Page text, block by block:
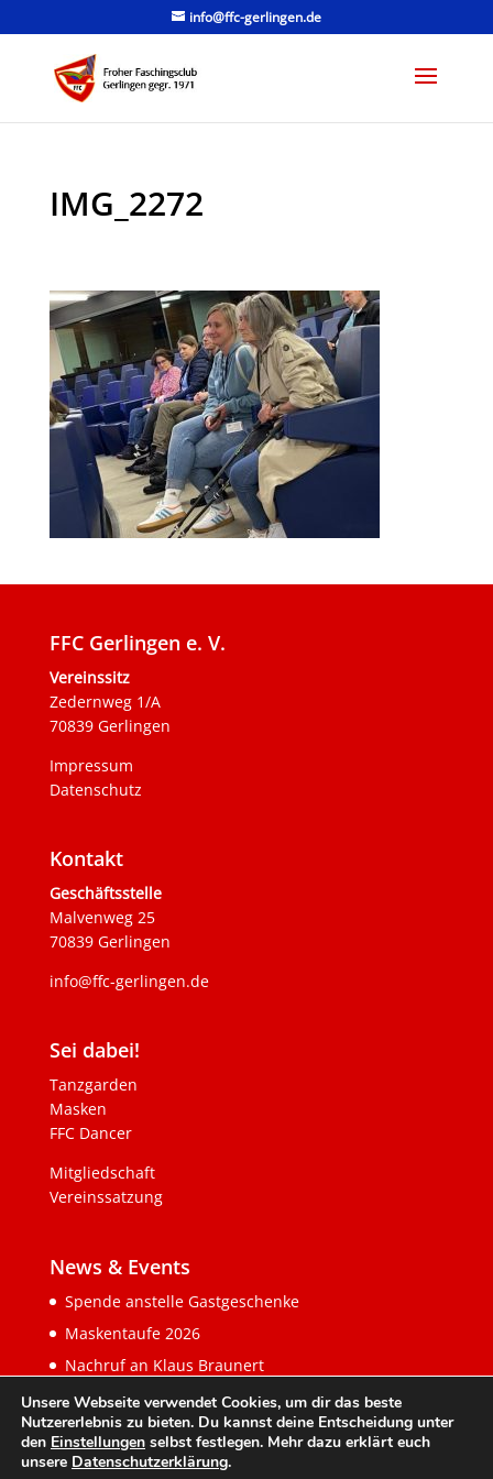
info@ffc-gerlingen.de
IMG_2272
FFC Gerlingen e. V.
Vereinssitz
Zedernweg 1/A
70839 Gerlingen
Impressum
Datenschutz
Kontakt
Geschäftsstelle
Malvenweg 25
70839 Gerlingen
info@ffc-gerlingen.de
Sei dabei!
Tanzgarden
Masken
FFC Dancer
Mitgliedschaft
Vereinssatzung
News & Events
Spende anstelle Gastgeschenke
Maskentaufe 2026
Nachruf an Klaus Braunert
Unsere Webseite verwendet Cookies, um dir das beste
Nutzererlebnis zu bieten. Du kannst deine Entscheidung unter
den Einstellungen selbst festlegen. Mehr dazu erklärt euch
unsere Datenschutzerklärung.